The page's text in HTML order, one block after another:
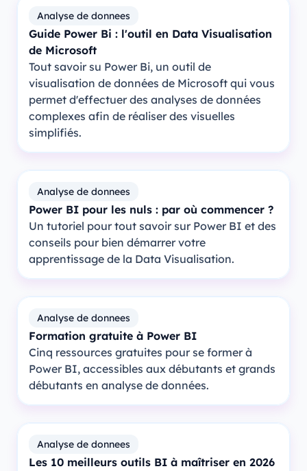
Analyse de donnees
Guide Power Bi : l'outil en Data Visualisation
de Microsoft
Tout savoir su Power Bi, un outil de
visualisation de données de Microsoft qui vous
permet d'effectuer des analyses de données
complexes afin de réaliser des visuelles
simplifiés.
Analyse de donnees
Power BI pour les nuls : par où commencer ?
Un tutoriel pour tout savoir sur Power BI et des
conseils pour bien démarrer votre
apprentissage de la Data Visualisation.
Analyse de donnees
Formation gratuite à Power BI
Cinq ressources gratuites pour se former à
Power BI, accessibles aux débutants et grands
débutants en analyse de données.
Analyse de donnees
Les 10 meilleurs outils BI à maîtriser en 2026